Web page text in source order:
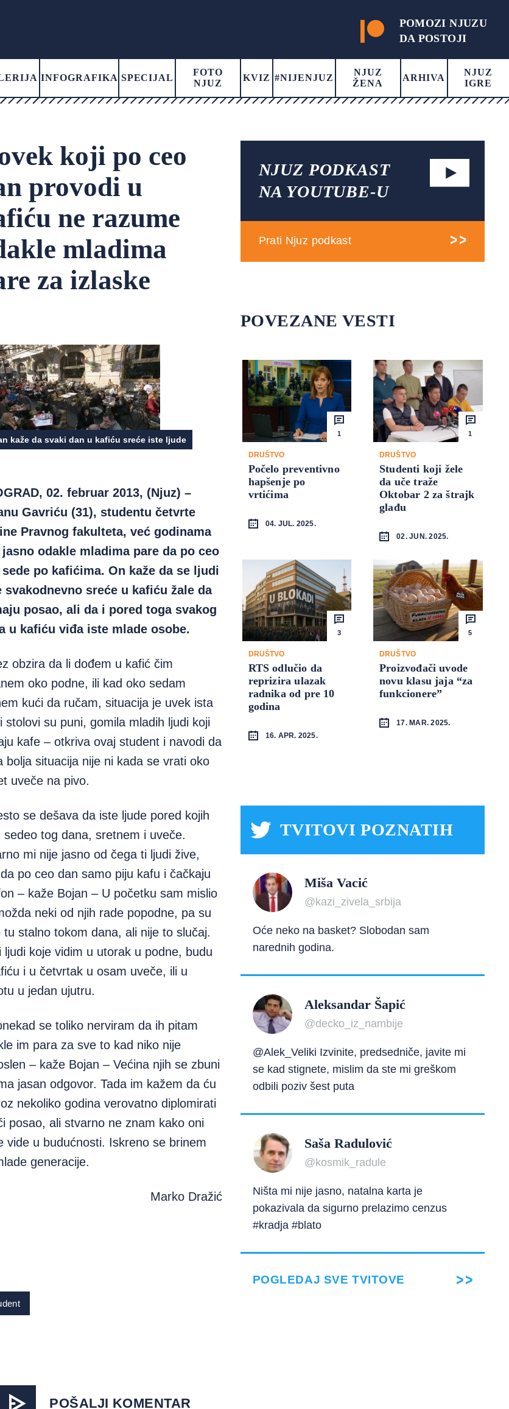
POMOZI NJUZU
DA POSTOJI
INFOGRAFIKA SPECIJAL
FOTO
NJUZ
KVIZ #NIJENJUZ
NJUZ
ŽENA
ARHIVA
NJUZ
IGRE
koji po ceo
provodi u
ne razume
mladima
za izlaske
kaže da svaki dan u kafiću sreće iste ljude
02. februar 2013, (Njuz) –
Gavriću (31), studentu četvrte
Pravnog fakulteta, već godinama
odakle mladima pare da po ceo
sede po kafićima. On kaže da se ljudi
svakodnevno sreće u kafiću žale da
posao, ali da i pored toga svakog
u kafiću viđa iste mlade osobe.
obzira da li dođem u kafić čim
oko podne, ili kad oko sedam
kući da ručam, situacija je uvek ista
stolovi su puni, gomila mladih ljudi koji
kafe – otkriva ovaj student i navodi da
bolja situacija nije ni kada se vrati oko
uveče na pivo.
se dešava da iste ljude pored kojih
sedeo tog dana, sretnem i uveče.
mi nije jasno od čega ti ljudi žive,
po ceo dan samo piju kafu i čačkaju
– kaže Bojan – U početku sam mislio
neki od njih rade popodne, pa su
tu stalno tokom dana, ali nije to slučaj.
ljudi koje vidim u utorak u podne, budu
i u četvrtak u osam uveče, ili u
u jedan ujutru.
se toliko nerviram da ih pitam
im para za sve to kad niko nije
– kaže Bojan – Većina njih se zbuni
jasan odgovor. Tada im kažem da ću
nekoliko godina verovatno diplomirati
posao, ali stvarno ne znam kako oni
vide u budućnosti. Iskreno se brinem
generacije.
Marko Dražić
POŠALJI KOMENTAR
NJUZ PODKAST
NA YOUTUBE-U
Prati Njuz podkast
POVEZANE VESTI
1
DRUŠTVO
Počelo preventivno
hapšenje po
vrtićima
04. JUL. 2025.
1
DRUŠTVO
Studenti koji žele
da uče traže
Oktobar 2 za štrajk
glađu
02. JUN. 2025.
3
DRUŠTVO
RTS odlučio da
reprizira ulazak
radnika od pre 10
godina
16. APR. 2025.
5
DRUŠTVO
Proizvođači uvode
novu klasu jaja “za
funkcionere”
17. MAR. 2025.
TVITOVI POZNATIH
Miša Vacić
@kazi_zivela_srbija
Oće neko na basket? Slobodan sam
narednih godina.
Aleksandar Šapić
@decko_iz_nambije
@Alek_Veliki Izvinite, predsedniče, javite mi
se kad stignete, mislim da ste mi greškom
odbili poziv šest puta
Saša Radulović
@kosmik_radule
Ništa mi nije jasno, natalna karta je
pokazivala da sigurno prelazimo cenzus
#kradja #blato
POGLEDAJ SVE TVITOVE